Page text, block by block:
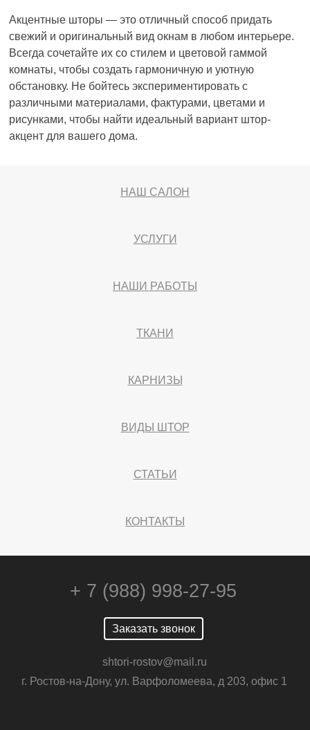
Акцентные шторы — это отличный способ придать
свежий и оригинальный вид окнам в любом интерьере.
Всегда сочетайте их со стилем и цветовой гаммой
комнаты, чтобы создать гармоничную и уютную
обстановку. Не бойтесь экспериментировать с
различными материалами, фактурами, цветами и
рисунками, чтобы найти идеальный вариант штор-
акцент для вашего дома.
НАШ САЛОН
УСЛУГИ
НАШИ РАБОТЫ
ТКАНИ
КАРНИЗЫ
ВИДЫ ШТОР
СТАТЬИ
КОНТАКТЫ
+ 7 (988) 998-27-95
Заказать звонок
shtori-rostov@mail.ru
г. Ростов-на-Дону, ул. Варфоломеева, д 203, офис 1